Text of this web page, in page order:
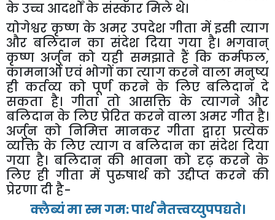
केउच्च आदर्शोंकेसंस्कारमिले थे।
योगेश्वर कृष्ण के अमर उपदेश गीता में इसी त्याग
और बलिदान का संदेश दिया गया है। भगवान्
कृष्ण अर्जुन को यही समझाते हैं कि कर्मफल,
कामनाओंएवं भोगोंकात्यागकरनेवालामनुष्य
ही कर्तव्य को पूर्ण करने के लिए बलिदान दे
सकता है। गीता तो आसक्ति के त्यागने और
बलिदानके लिएप्रेरित करनेवाला अमर गीतहै।
अर्जुन को निमित्त मानकर गीता द्वारा प्रत्येक
व्यक्ति के लिए त्याग व बलिदान का संदेश दिया
गया है। बलिदान की भावना को दृढ़ करने के
लिए ही गीता में पुरुषार्थ को उद्दीप्त करने की
प्रेरणादीहै-
क्लैब्यंमास्मगम:पार्थनैतत्त्वय्युपपद्यते।